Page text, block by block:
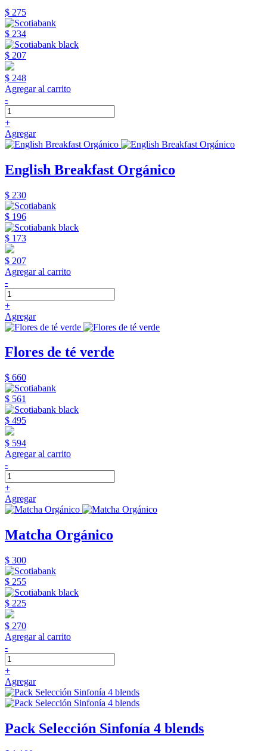
$ 275
$ 234
$ 207
$ 248
Agregar al carrito
-
+
Agregar
English Breakfast Orgánico
$ 230
$ 196
$ 173
$ 207
Agregar al carrito
-
+
Agregar
Flores de té verde
$ 660
$ 561
$ 495
$ 594
Agregar al carrito
-
+
Agregar
Matcha Orgánico
$ 300
$ 255
$ 225
$ 270
Agregar al carrito
-
+
Agregar
Pack Selección Sinfonía 4 blends